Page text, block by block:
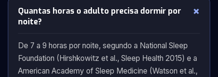
Quantas horas o adulto precisa dormir por
noite?
De 7 a 9 horas por noite, segundo a National Sleep
Foundation (Hirshkowitz et al., Sleep Health 2015) e a
American Academy of Sleep Medicine (Watson et al.,